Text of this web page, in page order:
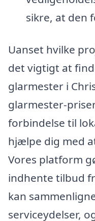
sikre, at den
Uanset hvilke
det vigtigt at
glarmester i
glarmester-
forbindelse til
hjælpe dig med
Vores platform
indhente tilbud
kan
serviceydelser,